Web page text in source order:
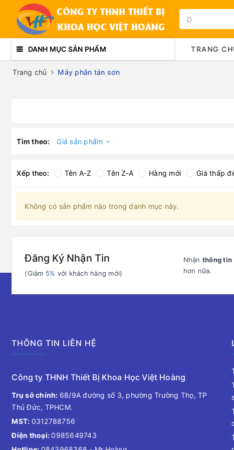
DANH MỤC SẢN PHẨM TRANG
Trang chủ Máy phân tán sơn
Tìm theo: Giá sản phẩm
Xếp theo: Tên A-Z Tên Z-A Hàng mới Giá thấp
Không có sản phẩm nào trong danh mục này.
Đăng Ký Nhận Tin
(Giảm 5% với khách hàng mới)
Nhận thông tin
hơn nữa.
THÔNG TIN LIÊN HỆ
Công ty THNH Thiết Bị Khoa Học Việt Hoàng
Trụ sở chính: 68/9A đường số 3, phường Trường Thọ, TP
Thủ Đức, TPHCM.
MST: 0312788756
Điện thoại:0985649743